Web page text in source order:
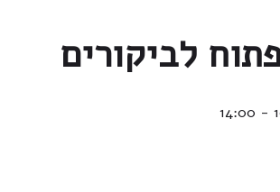
לביקורים
-
14:00